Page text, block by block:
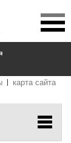
карта сайта